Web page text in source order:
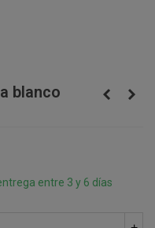
blanco
entre 3 y 6 días